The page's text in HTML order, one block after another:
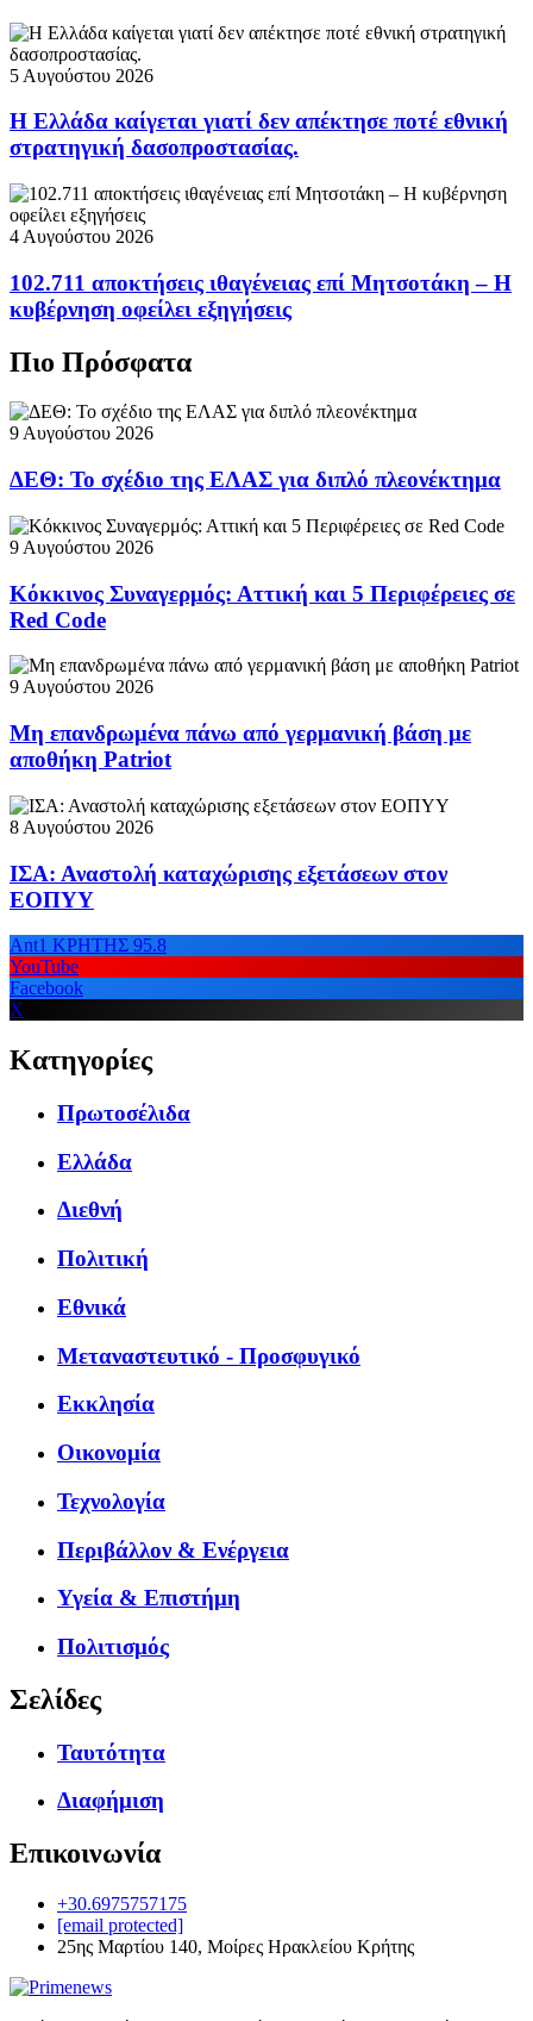
5 Αυγούστου 2026
Η Ελλάδα καίγεται γιατί δεν απέκτησε ποτέ εθνική
στρατηγική δασοπροστασίας.
4 Αυγούστου 2026
102.711 αποκτήσεις ιθαγένειας επί Μητσοτάκη – Η
κυβέρνηση οφείλει εξηγήσεις
Πιο Πρόσφατα
9 Αυγούστου 2026
ΔΕΘ: Το σχέδιο της ΕΛΑΣ για διπλό πλεονέκτημα
9 Αυγούστου 2026
Κόκκινος Συναγερμός: Αττική και 5 Περιφέρειες σε
Red Code
9 Αυγούστου 2026
Μη επανδρωμένα πάνω από γερμανική βάση με
αποθήκη Patriot
8 Αυγούστου 2026
ΙΣΑ: Αναστολή καταχώρισης εξετάσεων στον
ΕΟΠΥΥ
Ant1 ΚΡΗΤΗΣ 95.8
YouTube
Facebook
X
Κατηγορίες
Πρωτοσέλιδα
Ελλάδα
Διεθνή
Πολιτική
Εθνικά
Μεταναστευτικό - Προσφυγικό
Εκκλησία
Οικονομία
Τεχνολογία
Περιβάλλον & Ενέργεια
Υγεία & Επιστήμη
Πολιτισμός
Σελίδες
Ταυτότητα
Διαφήμιση
Επικοινωνία
+30.6975757175
[email protected]
25ης Μαρτίου 140, Μοίρες Ηρακλείου Κρήτης